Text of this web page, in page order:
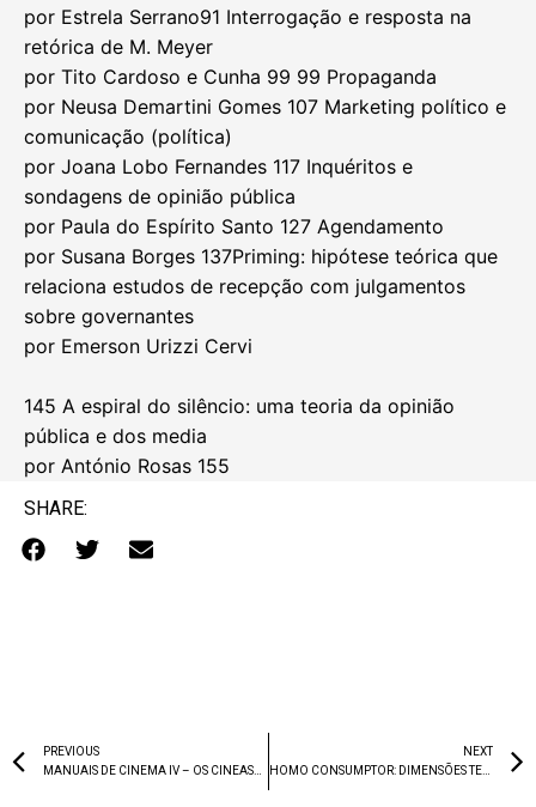
por Estrela Serrano91 Interrogação e resposta na
retórica de M. Meyer
por Tito Cardoso e Cunha 99 99 Propaganda
por Neusa Demartini Gomes 107 Marketing político e
comunicação (política)
por Joana Lobo Fernandes 117 Inquéritos e
sondagens de opinião pública
por Paula do Espírito Santo 127 Agendamento
por Susana Borges 137Priming: hipótese teórica que
relaciona estudos de recepção com julgamentos
sobre governantes
por Emerson Urizzi Cervi
145 A espiral do silêncio: uma teoria da opinião
pública e dos media
por António Rosas 155
SHARE:
PREVIOUS
NEXT
HOMO CONSUMPTOR: DIMENSÕES TEÓRICAS DA COMUNICAÇÃO PUBLICITÁRIA